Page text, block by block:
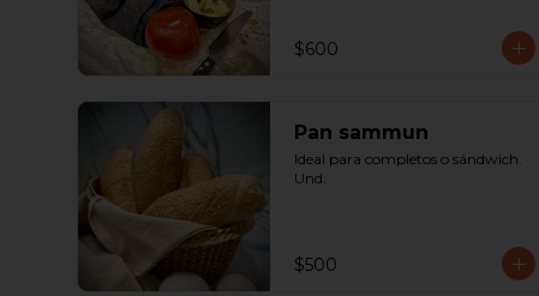
$600
Pan sammun
Ideal para completos o sándwich.
Und.
$500